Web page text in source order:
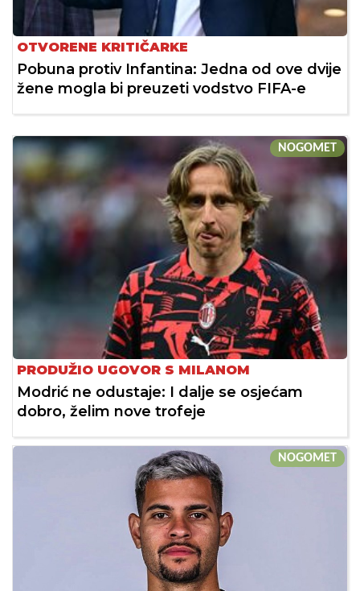
OTVORENE KRITIČARKE
Pobuna protiv Infantina: Jedna od ove dvije
žene mogla bi preuzeti vodstvo FIFA-e
NOGOMET
PRODUŽIO UGOVOR S MILANOM
Modrić ne odustaje: I dalje se osjećam
dobro, želim nove trofeje
NOGOMET